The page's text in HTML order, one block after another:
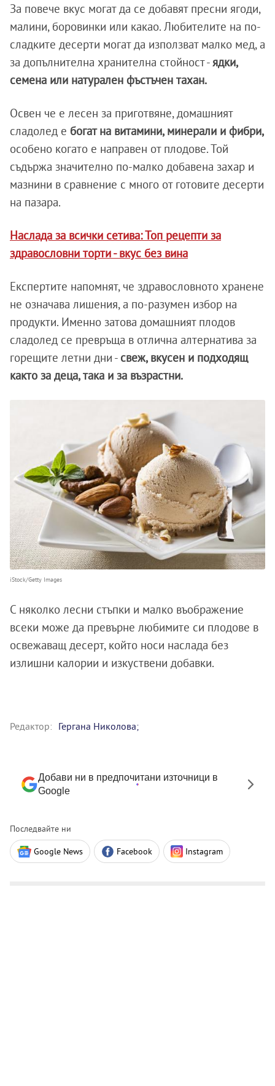
За повече вкус могат да се добавят пресни ягоди,
малини, боровинки или какао. Любителите на по-
сладките десерти могат да използват малко мед, а
за допълнителна хранителна стойност -ядки,
семена или натурален фъстъчен тахан.
Освен че е лесен за приготвяне, домашният
сладолед е богат на витамини, минерали и фибри,
особено когато е направен от плодове. Той
съдържа значително по-малко добавена захар и
мазнини в сравнение с много от готовите десерти
на пазара.
Наслада за всички сетива: Топ рецепти за
здравословни торти - вкус без вина
Експертите напомнят, че здравословното хранене
не означава лишения, а по-разумен избор на
продукти. Именно затова домашният плодов
сладолед се превръща в отлична алтернатива за
горещите летни дни - свеж, вкусен и подходящ
както за деца, така и за възрастни.
iStock/Getty Images
С няколко лесни стъпки и малко въображение
всеки може да превърне любимите си плодове в
освежаващ десерт, който носи наслада без
излишни калории и изкуствени добавки.
Редактор: Гергана Николова;
Добави ни в предпочитани източници в
Google
Последвайте ни
Google News Facebook Instagram